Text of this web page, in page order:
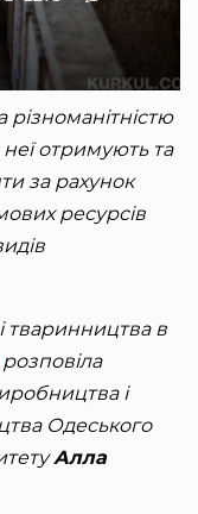
різноманітністю
неї отримують та
за рахунок
ресурсів
тваринництва в
розповіла
і
Одеського
Алла